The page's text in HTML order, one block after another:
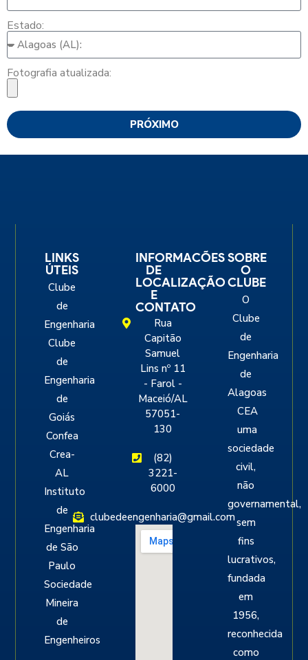
Estado:
Fotografia atualizada:
PRÓXIMO
LINKS
ÚTEIS
Clube
de
Engenharia
Clube
de
Engenharia
de
Goiás
Confea
Crea-
AL
Instituto
de
Engenharia
de São
Paulo
Sociedade
Mineira
de
Engenheiros
INFORMACÕES
DE
LOCALIZAÇÃO
E
CONTATO
Rua
Capitão
Samuel
Lins nº 11
- Farol -
Maceió/AL
57051-
130
(82)
3221-
6000
clubedeengenharia@gmail.com
SOBRE
O
CLUBE
O
Clube
de
Engenharia
de
Alagoas
CEA
uma
sociedade
civil,
não
governamental,
sem
fins
lucrativos,
fundada
em
1956,
reconhecida
como